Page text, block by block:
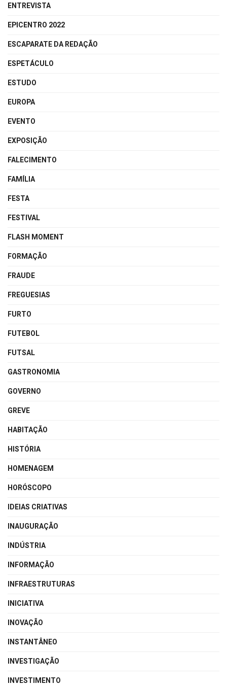
ENTREVISTA
EPICENTRO 2022
ESCAPARATE DA REDAÇÃO
ESPETÁCULO
ESTUDO
EUROPA
EVENTO
EXPOSIÇÃO
FALECIMENTO
FAMÍLIA
FESTA
FESTIVAL
FLASH MOMENT
FORMAÇÃO
FRAUDE
FREGUESIAS
FURTO
FUTEBOL
FUTSAL
GASTRONOMIA
GOVERNO
GREVE
HABITAÇÃO
HISTÓRIA
HOMENAGEM
HORÓSCOPO
IDEIAS CRIATIVAS
INAUGURAÇÃO
INDÚSTRIA
INFORMAÇÃO
INFRAESTRUTURAS
INICIATIVA
INOVAÇÃO
INSTANTÂNEO
INVESTIGAÇÃO
INVESTIMENTO